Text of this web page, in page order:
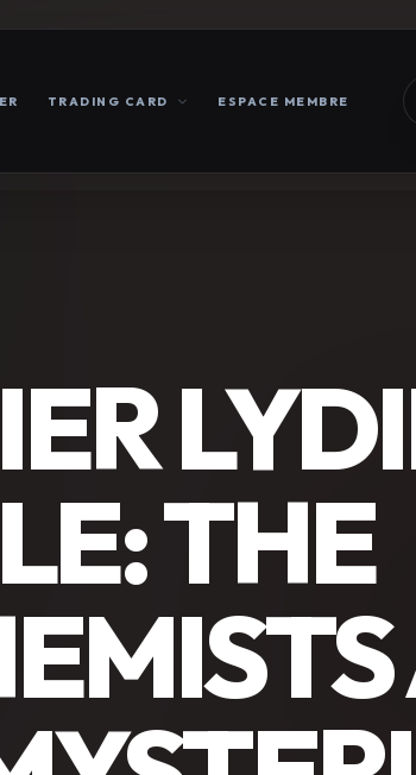
TRADING CARD ESPACE MEMBRE
THE